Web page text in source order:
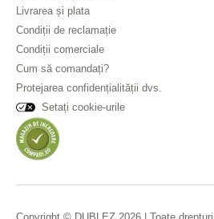
Livrarea și plata
Condiții de reclamație
Condiții comerciale
Cum să comandați?
Protejarea confidențialității dvs.
Setați cookie-urile